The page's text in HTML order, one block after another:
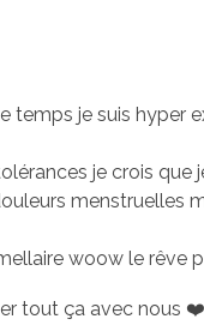
temps je suis hyper
je crois
menstruelles
woow le rêve
tout ça avec nous ❤️